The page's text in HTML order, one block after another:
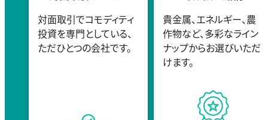
対面取引でコモディティ
投資を専門としている、
ただひとつの会社です。
貴金属、エネルギー、農
作物など、多彩なライン
ナップからお選びいただ
けます。